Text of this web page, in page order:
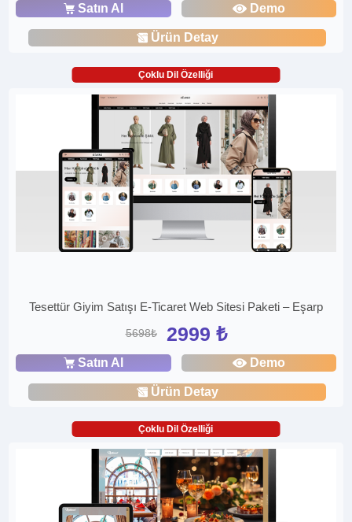
Satın Al Demo
Ürün Detay
Çoklu Dil Özelliği
Tesettür Giyim Satışı E-Ticaret Web Sitesi Paketi – Eşarp
5698₺ 2999 ₺
Satın Al Demo
Ürün Detay
Çoklu Dil Özelliği